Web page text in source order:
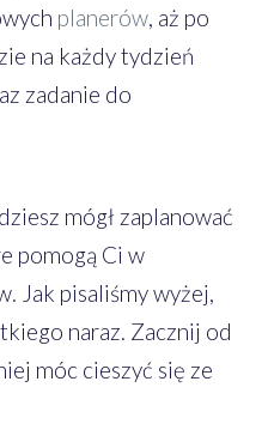
planerów, aż po
na każdy tydzień
zadanie do
mógł zaplanować
pomogą Ci w
Jak pisaliśmy wyżej,
naraz. Zacznij od
móc cieszyć się ze